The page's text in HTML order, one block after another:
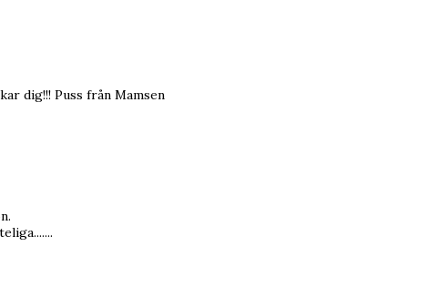
dig!!! Puss från Mamsen